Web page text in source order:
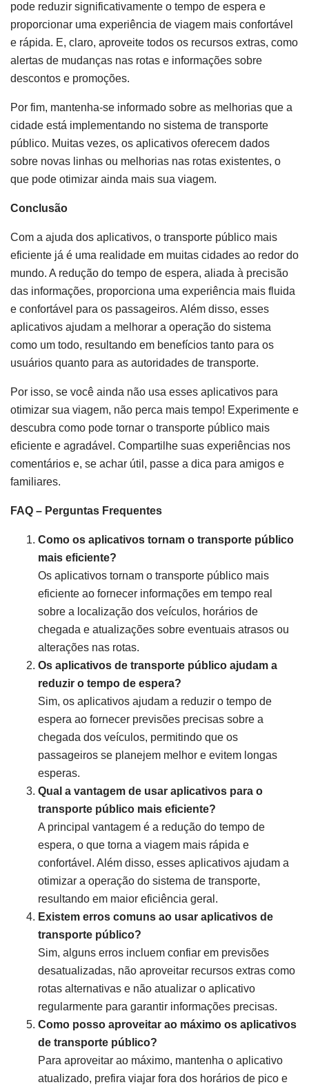
pode reduzir significativamente o tempo de espera e
proporcionar uma experiência de viagem mais confortável
e rápida. E, claro, aproveite todos os recursos extras, como
alertas de mudanças nas rotas e informações sobre
descontos e promoções.
Por fim, mantenha-se informado sobre as melhorias que a
cidade está implementando no sistema de transporte
público. Muitas vezes, os aplicativos oferecem dados
sobre novas linhas ou melhorias nas rotas existentes, o
que pode otimizar ainda mais sua viagem.
Conclusão
Com a ajuda dos aplicativos, o transporte público mais
eficiente já é uma realidade em muitas cidades ao redor do
mundo. A redução do tempo de espera, aliada à precisão
das informações, proporciona uma experiência mais fluida
e confortável para os passageiros. Além disso, esses
aplicativos ajudam a melhorar a operação do sistema
como um todo, resultando em benefícios tanto para os
usuários quanto para as autoridades de transporte.
Por isso, se você ainda não usa esses aplicativos para
otimizar sua viagem, não perca mais tempo! Experimente e
descubra como pode tornar o transporte público mais
eficiente e agradável. Compartilhe suas experiências nos
comentários e, se achar útil, passe a dica para amigos e
familiares.
FAQ – Perguntas Frequentes
Como os aplicativos tornam o transporte público
mais eficiente?
Os aplicativos tornam o transporte público mais
eficiente ao fornecer informações em tempo real
sobre a localização dos veículos, horários de
chegada e atualizações sobre eventuais atrasos ou
alterações nas rotas.
Os aplicativos de transporte público ajudam a
reduzir o tempo de espera?
Sim, os aplicativos ajudam a reduzir o tempo de
espera ao fornecer previsões precisas sobre a
chegada dos veículos, permitindo que os
passageiros se planejem melhor e evitem longas
esperas.
Qual a vantagem de usar aplicativos para o
transporte público mais eficiente?
A principal vantagem é a redução do tempo de
espera, o que torna a viagem mais rápida e
confortável. Além disso, esses aplicativos ajudam a
otimizar a operação do sistema de transporte,
resultando em maior eficiência geral.
Existem erros comuns ao usar aplicativos de
transporte público?
Sim, alguns erros incluem confiar em previsões
desatualizadas, não aproveitar recursos extras como
rotas alternativas e não atualizar o aplicativo
regularmente para garantir informações precisas.
Como posso aproveitar ao máximo os aplicativos
de transporte público?
Para aproveitar ao máximo, mantenha o aplicativo
atualizado, prefira viajar fora dos horários de pico e